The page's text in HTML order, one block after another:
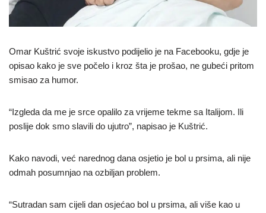
Omar Kuštrić svoje iskustvo podijelio je na Facebooku, gdje je
opisao kako je sve počelo i kroz šta je prošao, ne gubeći pritom
smisao za humor.
“Izgleda da me je srce opalilo za vrijeme tekme sa Italijom. Ili
poslije dok smo slavili do ujutro”, napisao je Kuštrić.
Kako navodi, već narednog dana osjetio je bol u prsima, ali nije
odmah posumnjao na ozbiljan problem.
“Sutradan sam cijeli dan osjećao bol u prsima, ali više kao u